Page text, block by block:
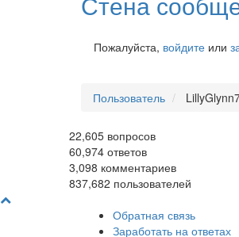
Пожалуйста, войдите или
Пользователь
22,605 вопросов
60,974 ответов
3,098 комментариев
837,682 пользователей
Обратная связь
Заработать на ответах